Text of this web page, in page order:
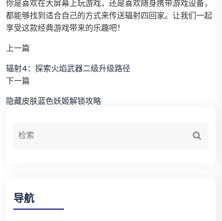
你是喜欢在大屏幕上玩游戏，还是喜欢随身携带游戏设备，
都能够找到适合自己的方式来传送辐射四回家。让我们一起
享受这款经典游戏带来的乐趣吧！
上一篇
辐射4：探索火焰武器二级升级路径
下一篇
隐藏皮肤蓝色妖姬解锁攻略
导航